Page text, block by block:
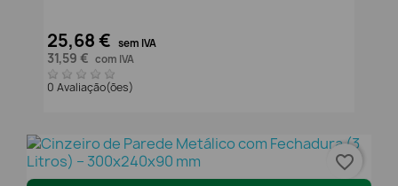
25,68 € sem IVA
31,59 € com IVA
0 Avaliação(ões)
favorite_border